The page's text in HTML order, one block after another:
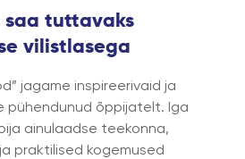
saa tuttavaks
vilistlasega
jagame inspireerivaid ja
pühendunud õppijatelt. Iga
ainulaadse teekonna,
praktilised kogemused